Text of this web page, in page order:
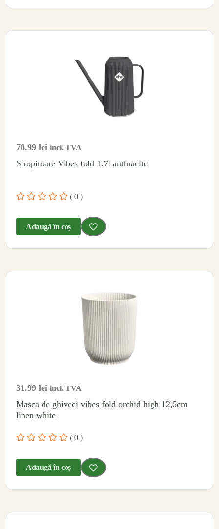
78.99 lei incl. TVA
Stropitoare Vibes fold 1.7l anthracite
( 0 )
Adaugă în coș
31.99 lei incl. TVA
Masca de ghiveci vibes fold orchid high 12,5cm
linen white
( 0 )
Adaugă în coș